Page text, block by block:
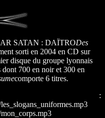
SATAN : DAÏTRODes
sorti en 2004 en CD sur
disque du groupe lyonnais
700 en noir et 300 en
comporte 6 titres.
: